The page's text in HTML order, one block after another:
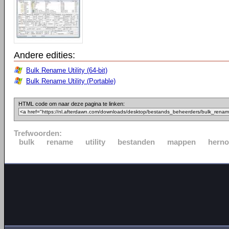
Andere edities:
Bulk Rename Utility (64-bit)
Bulk Rename Utility (Portable)
HTML code om naar deze pagina te linken:
Trefwoorden:
bulk
rename utility bestanden mappen